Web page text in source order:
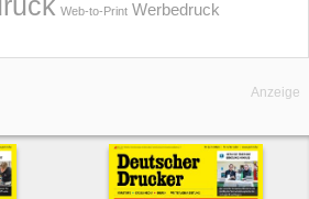
Web-to-Print Werbedruck
Anzeige